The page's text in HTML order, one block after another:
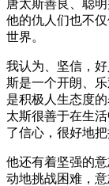
唐太斯善良、聪
他的仇人们也不
世界。
我认为、坚信，
斯是一个开朗、
是积极人生态度
太斯很善于在生
了信心，很好地把
他还有着坚强的
动地挑战困难，